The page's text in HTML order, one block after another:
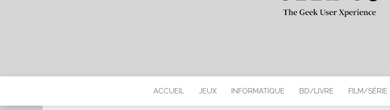
ACCUEIL JEUX INFORMATIQUE BD/LIVRE FILM/SÉRIE